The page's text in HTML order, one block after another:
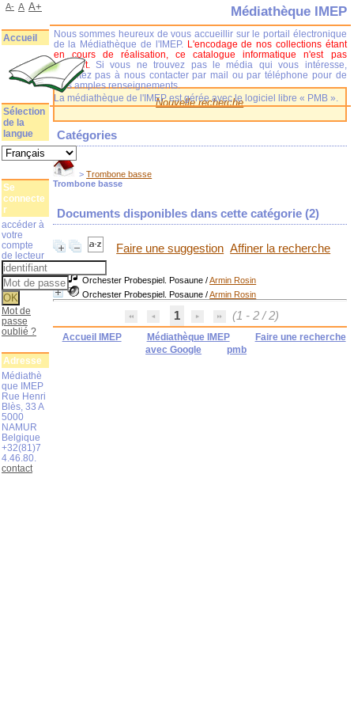
Nouvelle recherche
Catégories
>Trombone basse
Trombone basse
Documents disponibles dans cette catégorie (2)
Faire une suggestion Affiner la recherche
Orchester Probespiel. Posaune /Armin Rosin
Orchester Probespiel. Posaune /Armin Rosin
1 (1 - 2 / 2)
Accueil IMEP Médiathèque IMEP
Faire une recherche
avec Google
pmb
Médiathèque IMEP
Nous sommes heureux de vous accueillir sur le portail électronique
de la Médiathèque de l'IMEP. L'encodage de nos collections étant
en cours de réalisation, ce catalogue informatique n'est pas
complet.
Si vous ne trouvez pas le média qui vous intéresse,
n'hésitez pas à nous contacter par mail ou par téléphone pour de
plus amples renseignements.
La médiathèque de l'IMEP est gérée avec le logiciel libre « PMB ».
A- A A+
Accueil
Sélection
de la
langue
Se
connecte
r
accéder à
votre
compte
de lecteur
Mot de
passe
oublié ?
Adresse
Médiathè
que IMEP
Rue Henri
Blès, 33 A
5000
NAMUR
Belgique
+32(81)7
4.46.80.
contact